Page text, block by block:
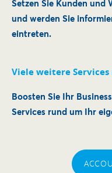
Setzen Sie Kunden
und werden Sie
eintreten.
Viele weitere Services
Boosten Sie Ihr
Services rund um Ihr